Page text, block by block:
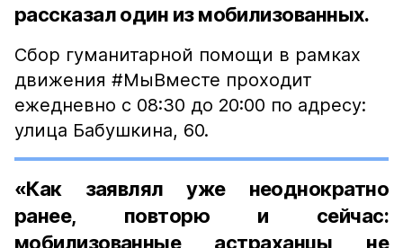
рассказал один из мобилизованных.
Сбор гуманитарной помощи в рамках
движения #МыВместе проходит
ежедневно с 08:30 до 20:00 по адресу:
улица Бабушкина, 60.
«Как заявлял уже неоднократно
ранее, повторю и сейчас:
мобилизованные астраханцы не